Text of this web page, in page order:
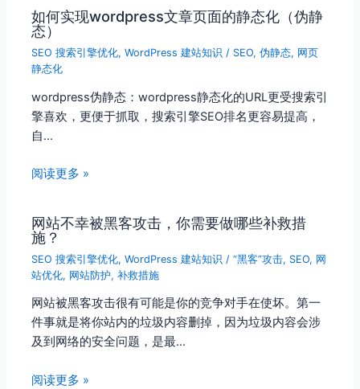
如何实现wordpress文章页面的静态化（伪静
态）
SEO 搜索引擎优化,WordPress 建站知识 / SEO,伪静态, 网页
静态化
wordpress伪静态：wordpress静态化的URL更受搜索引
擎喜欢，更便于抓取，搜索引擎SEO排名更容易提高，
自…
阅读更多 »
网站不幸被黑客攻击，你需要做哪些补救措
施？
SEO 搜索引擎优化,WordPress 建站知识 /“黑客”攻击, SEO, 网
站优化, 网站防护,补救措施
网站被黑客攻击很有可能是你的竞争对手在使坏。第一
件事就是将你站内的垃圾内容删掉，因为垃圾内容会涉
及到网络的安全问题，是最…
阅读更多 »